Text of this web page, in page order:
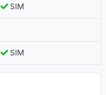
7 Dias
SIM